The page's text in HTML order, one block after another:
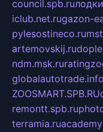
council.spb.ru
iclub.net.rugazon-
pylesostineco.ru
artemovskij.ru
ndm.msk.ru
globalautotrade.info
ZOOSMART.SPB.RU
remontt.spb.ru
terramia.ru